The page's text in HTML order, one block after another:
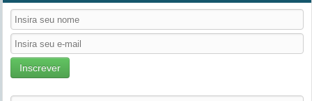
Inscrever